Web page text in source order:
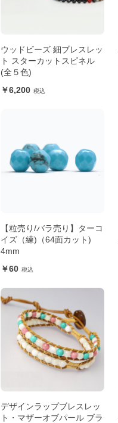
ウッドビーズ 細ブレスレッ
ト スターカットスピネル
(全５色)
6,200
【粒売り/バラ売り】ターコ
イズ（練)（64面カット)
4mm
60
デザインラップブレスレッ
ト・マザーオブパール ブラ